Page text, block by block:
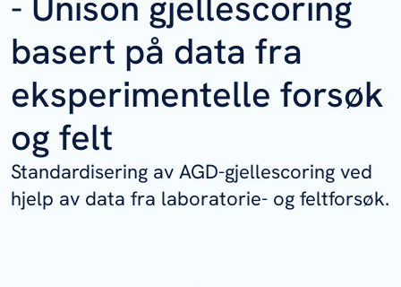
basert på data fra
eksperimentelle forsøk
og felt
Standardisering av AGD-gjellescoring ved
hjelp av data fra laboratorie- og feltforsøk.